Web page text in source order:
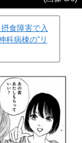
食障害で入
科病棟の“リ